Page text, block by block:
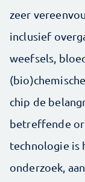
zeer
inclusief
weefsels,
chip de
betreffende
technologie is
onderzoek,